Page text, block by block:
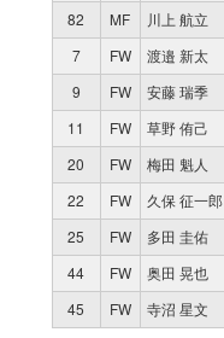
82
MF 川上 航立
7
FW 渡邉 新太
9
FW 安藤 瑞季
11
FW 草野 侑己
20
FW 梅田 魁人
22
FW 久保 征一郎
25
FW 多田 圭佑
44
FW 奥田 晃也
45
FW 寺沼 星文